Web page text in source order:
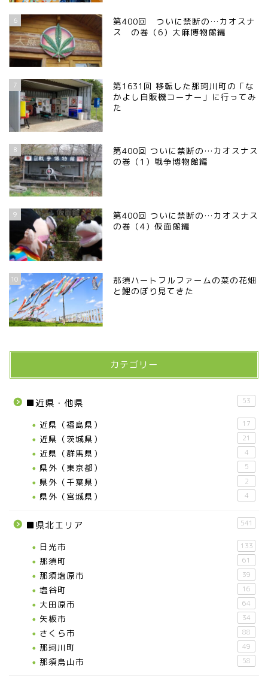
6
第400回 ついに禁断の…カオスナ
ス の巻（6）大麻博物館編
7
第1631回 移転した那珂川町の「な
かよし自販機コーナー」に行ってみ
た
8
第400回 ついに禁断の…カオスナス
の巻（1）戦争博物館編
9
第400回 ついに禁断の…カオスナス
の巻（4）仮面館編
10
那須ハートフルファームの菜の花畑
と鯉のぼり見てきた
カテゴリー
■近県・他県 53
近県（福島県） 17
近県（茨城県） 21
近県（群馬県） 4
県外（東京都） 5
県外（千葉県） 2
県外（宮城県） 4
■県北エリア 541
日光市 133
那須町 61
那須塩原市 39
塩谷町 16
大田原市 64
矢板市 34
さくら市 88
那珂川町 49
那須烏山市 58